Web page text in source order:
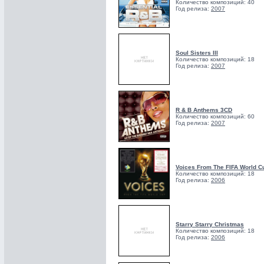
Количество композиций: 40
Год релиза: 2007
Soul Sisters III
Количество композиций: 18
Год релиза: 2007
R & B Anthems 3CD
Количество композиций: 60
Год релиза: 2007
Voices From The FIFA World
Количество композиций: 18
Год релиза: 2006
Starry Starry Christmas
Количество композиций: 18
Год релиза: 2006